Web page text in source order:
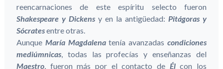
reencarnaciones de este espíritu selecto fueron
Shakespeare y Dickensy en la antigüedad:Pitágoras y
Sócratesentre otras.
Aunque María Magdalenatenía avanzadascondiciones
mediúmnicas, todas las profecías y enseñanzas del
Maestro, fueron más por el contacto de Élcon los